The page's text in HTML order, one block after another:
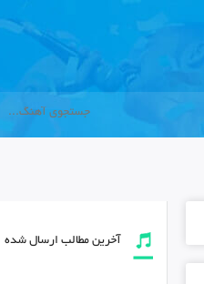
آخرین مطالب ارسال شده